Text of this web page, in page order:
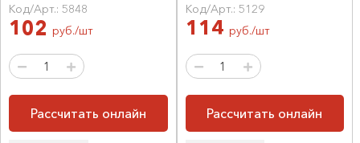
Код/Арт.: 5848
102 руб./шт
Рассчитать онлайн
Код/Арт.: 5129
114 руб./шт
Рассчитать онлайн